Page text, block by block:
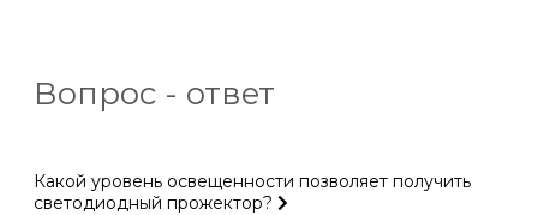
Вопрос - ответ
Какой уровень освещенности позволяет получить
светодиодный прожектор?